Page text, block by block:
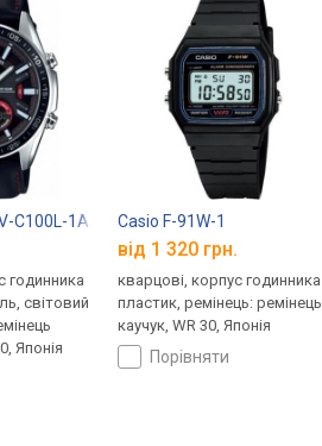
C100L-1A
годинника
світовий
Японія
Casio F-91W-1
від 1 320 грн.
кварцові, корпус годинника
пластик, ремінець: ремінець
каучук, WR 30, Японія
порівняти